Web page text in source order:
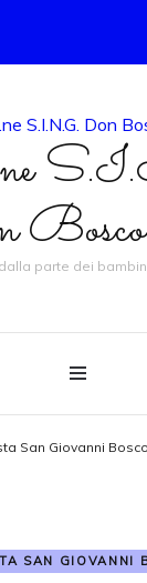
Bosco
parte dei
San Giovanni Bosco
SAN GIOVANNI